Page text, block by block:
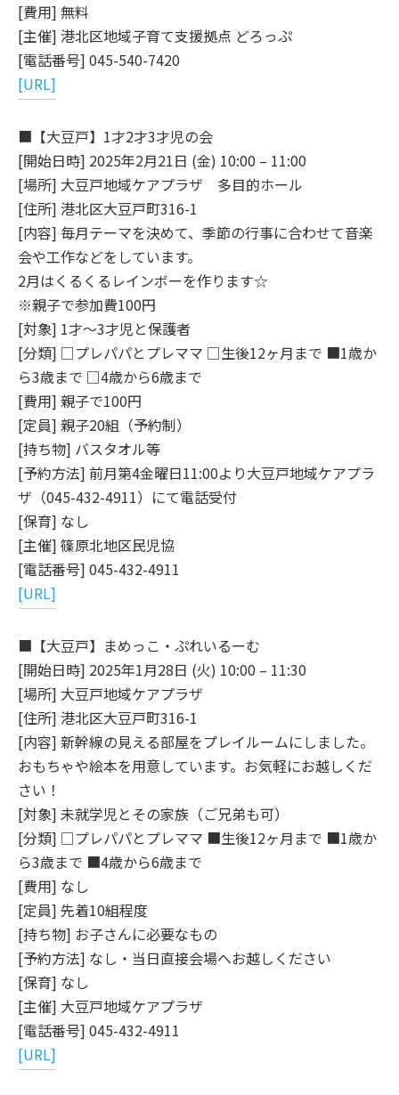
[費用] 無料
[主催] 港北区地域子育て支援拠点 どろっぷ
[電話番号] 045-540-7420
[URL]
■【大豆戸】1才2才3才児の会
[開始日時] 2025年2月21日 (金) 10:00 – 11:00
[場所] 大豆戸地域ケアプラザ 多目的ホール
[住所] 港北区大豆戸町316-1
[内容] 毎月テーマを決めて、季節の行事に合わせて音楽
会や工作などをしています。
2月はくるくるレインボーを作ります☆
※親子で参加費100円
[対象] 1才～3才児と保護者
[分類] □プレパパとプレママ □生後12ヶ月まで ■1歳か
ら3歳まで □4歳から6歳まで
[費用] 親子で100円
[定員] 親子20組（予約制）
[持ち物] バスタオル等
[予約方法] 前月第4金曜日11:00より大豆戸地域ケアプラ
ザ（045-432-4911）にて電話受付
[保育] なし
[主催] 篠原北地区民児協
[電話番号] 045-432-4911
[URL]
■【大豆戸】まめっこ・ぷれいるーむ
[開始日時] 2025年1月28日 (火) 10:00 – 11:30
[場所] 大豆戸地域ケアプラザ
[住所] 港北区大豆戸町316-1
[内容] 新幹線の見える部屋をプレイルームにしました。
おもちゃや絵本を用意しています。お気軽にお越しくだ
さい！
[対象] 未就学児とその家族（ご兄弟も可）
[分類] □プレパパとプレママ ■生後12ヶ月まで ■1歳か
ら3歳まで ■4歳から6歳まで
[費用] なし
[定員] 先着10組程度
[持ち物] お子さんに必要なもの
[予約方法] なし・当日直接会場へお越しください
[保育] なし
[主催] 大豆戸地域ケアプラザ
[電話番号] 045-432-4911
[URL]